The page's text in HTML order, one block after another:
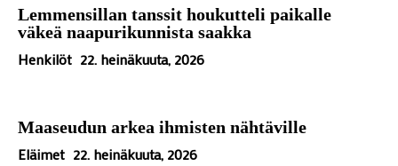
Lemmensillan tanssit houkutteli paikalle
väkeä naapurikunnista saakka
Henkilöt 22. heinäkuuta, 2026
Maaseudun arkea ihmisten nähtäville
Eläimet 22. heinäkuuta, 2026